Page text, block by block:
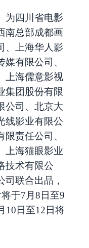
为四川省电影
南总部成都画
、上海华人影
有限公司、
上海儒意影视
集团股份有限
公司、北京大
线影业有限公
责任公司、
上海猫眼影业
技术有限公
联合出品，
于7月8日至9
10日至12日将